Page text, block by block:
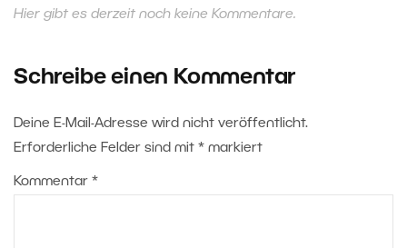
Hier gibt es derzeit noch keine Kommentare.
Schreibe einen Kommentar
Deine E-Mail-Adresse wird nicht veröffentlicht.
Erforderliche Felder sind mit * markiert
Kommentar *